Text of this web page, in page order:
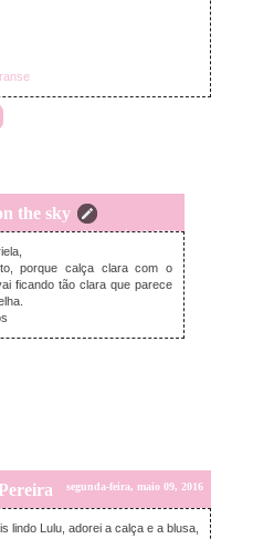
the sky
terça-feira, maio 10, 2016
porque calça clara com o
ficando tão clara que parece
segunda-feira, maio 09, 2016
lindo Lulu, adorei a calça e a blusa,